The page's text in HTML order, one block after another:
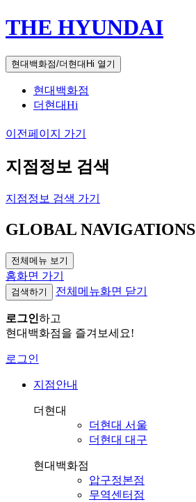
THE HYUNDAI
현대백화점/더현대Hi 열기
현대백화점
더현대Hi
이전페이지 가기
지점정보 검색
지점정보 검색 가기
GLOBAL NAVIGATIONS
전체메뉴 보기
홈화면 가기
검색하기 전체메뉴화면 닫기
로그인하고
현대백화점을 즐겨보세요!
로그인
지점안내
더현대
더현대 서울
더현대 대구
현대백화점
압구정본점
무역센터점